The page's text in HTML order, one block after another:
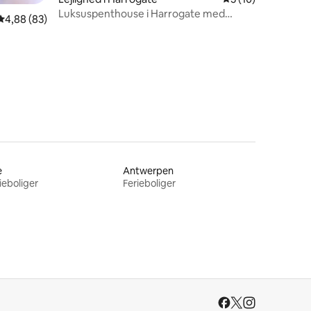
omtaler
ud af 5 i gennemsnitlig bedømmelse, 83 omtaler
4,88 (83)
Luksuspenthouse i Harrogate med
Antwerpen
Ferieboliger